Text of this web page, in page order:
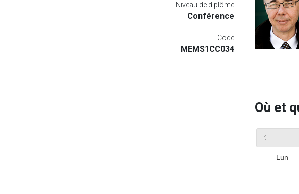
Niveau de diplôme
Conférence
Code
MEMS1CC034
Où et
Lun